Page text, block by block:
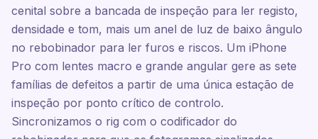
cenital sobre a bancada de inspeção para ler registo,
densidade e tom, mais um anel de luz de baixo ângulo
no rebobinador para ler furos e riscos. Um iPhone
Pro com lentes macro e grande angular gere as sete
famílias de defeitos a partir de uma única estação de
inspeção por ponto crítico de controlo.
Sincronizamos o rig com o codificador do